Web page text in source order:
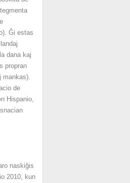
Ĝi estas
dana kaj
propran
de
Hispanio,
naskiĝis
2010, kun